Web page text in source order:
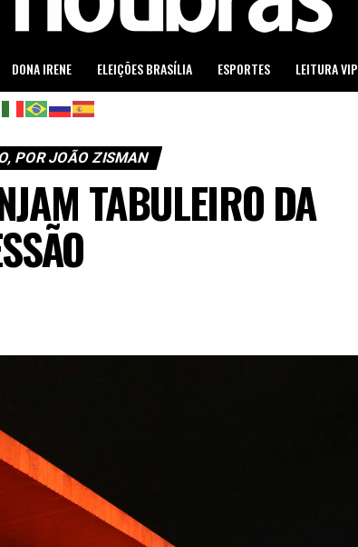
DONA IRENE ELEIÇÕES BRASÍLIA ESPORTES LEITURA VIP
POR JOÃO ZISMAN
TABULEIRO DA